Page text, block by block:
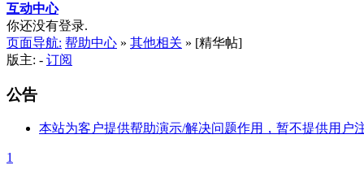
互动中心
你还没有登录.
页面导航: 帮助中心 » 其他相关 » [精华帖]
版主: - 订阅
公告
本站为客户提供帮助演示/解决问题作用，暂不提供用户
1